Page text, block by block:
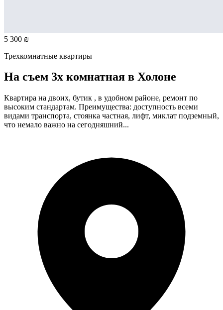
5 300 ₪
Трехкомнатные квартиры
На съем 3х комнатная в Холоне
Квартира на двоих, бутик , в удобном районе, ремонт по
высоким стандартам. Преимущества: доступность всеми
видами транспорта, стоянка частная, лифт, миклат подземный,
что немало важно на сегодняшний...